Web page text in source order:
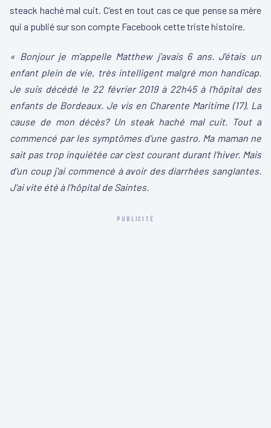
steack haché mal cuit. C’est en tout cas ce que pense sa mère
qui a publié sur son compte Facebook cette triste histoire.
« Bonjour je m’appelle Matthew j’avais 6 ans. J’étais un
enfant plein de vie, très intelligent malgré mon handicap.
Je suis décédé le 22 février 2019 à 22h45 à l’hôpital des
enfants de Bordeaux. Je vis en Charente Maritime (17). La
cause de mon décès? Un steak haché mal cuit. Tout a
commencé par les symptômes d’une gastro. Ma maman ne
sait pas trop inquiétée car c’est courant durant l’hiver. Mais
d’un coup j’ai commencé à avoir des diarrhées sanglantes.
J’ai vite été à l’hôpital de Saintes.
PUBLICITÉ